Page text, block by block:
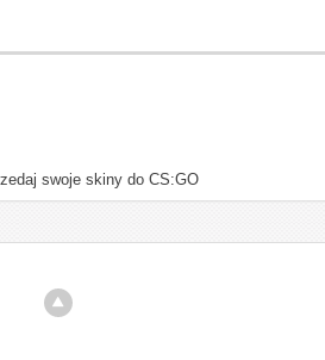
swoje skiny do CS:GO